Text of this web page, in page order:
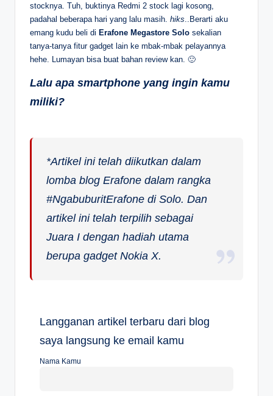
stocknya. Tuh, buktinya Redmi 2 stock lagi kosong,
padahal beberapa hari yang lalu masih. hiks ..Berarti aku
emang kudu beli di Erafone Megastore Solo sekalian
tanya-tanya fitur gadget lain ke mbak-mbak pelayannya
hehe. Lumayan bisa buat bahan review kan. 🙂
Lalu apa smartphone yang ingin kamu
miliki?
*Artikel ini telah diikutkan dalam
lomba blog Erafone dalam rangka
#NgabuburitErafone di Solo. Dan
artikel ini telah terpilih sebagai
Juara I dengan hadiah utama
berupa gadget Nokia X.
Langganan artikel terbaru dari blog
saya langsung ke email kamu
Nama Kamu